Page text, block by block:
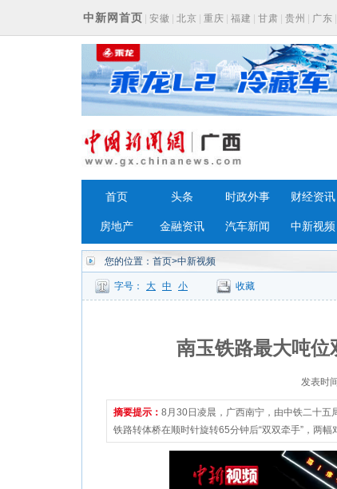
中新网首页 安徽 北京 重庆 福建 甘肃 贵州 广东
浙江
首页 头条 时政外事 财经资讯
房地产 金融资讯 汽车新闻 中新视频
您的位置： 首页>中新视频
字号： 大 中 小 收藏
南玉铁路最大吨位
发表时
摘要提示： 8月30日凌晨，广西南宁，由中铁二十
铁路转体桥在顺时针旋转65分钟后“双双牵手”，两